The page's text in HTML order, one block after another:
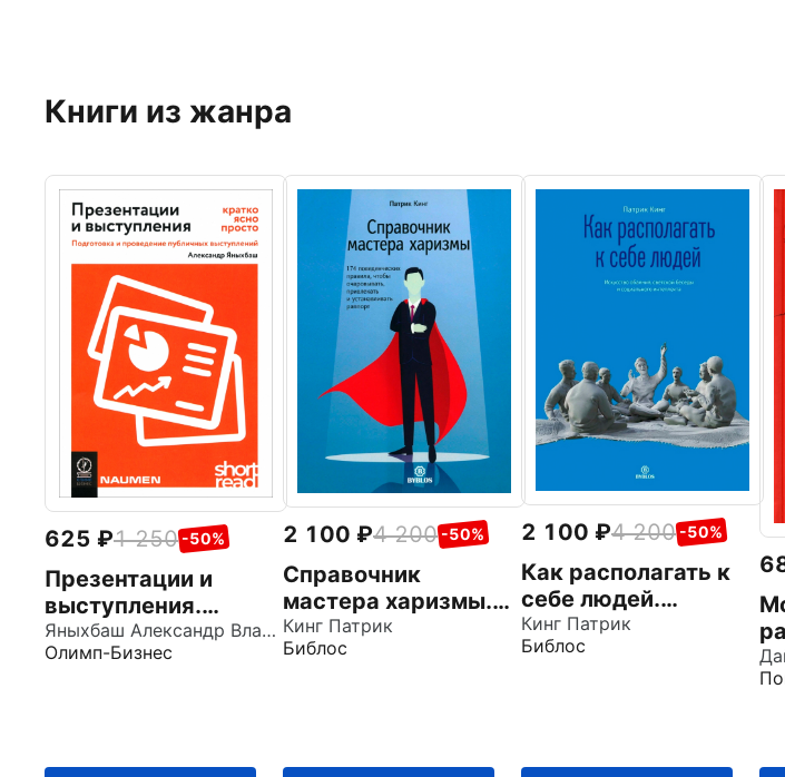
Книги из жанра
625 1 250 -50%
Презентации и
выступления.
Кратко, ясно,
просто. Подготовка
Яныхбаш Александр Владимирович
Олимп-Бизнес
2 100 4 200 -50%
Справочник
мастера харизмы.
174 поведенческих
правила, чтобы
Кинг Патрик
Библос
2 100 4 200 -50%
Как располагать к
себе людей.
Искусство обаяния,
светской беседы и
Кинг Патрик
Библос